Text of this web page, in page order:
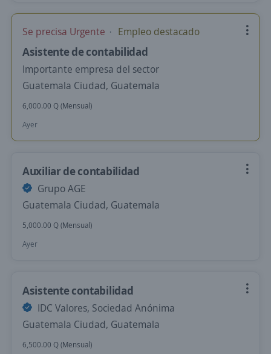
Se precisa Urgente Empleo destacado
Asistente de contabilidad
Importante empresa del sector
Guatemala Ciudad, Guatemala
6,000.00 Q (Mensual)
Ayer
Auxiliar de contabilidad
Grupo AGE
Guatemala Ciudad, Guatemala
5,000.00 Q (Mensual)
Ayer
Asistente contabilidad
IDC Valores, Sociedad Anónima
Guatemala Ciudad, Guatemala
6,500.00 Q (Mensual)